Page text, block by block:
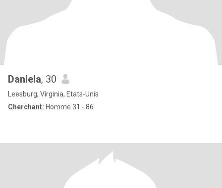
Daniela, 30
Leesburg, Virginia, Etats-Unis
Cherchant: Homme 31 - 86